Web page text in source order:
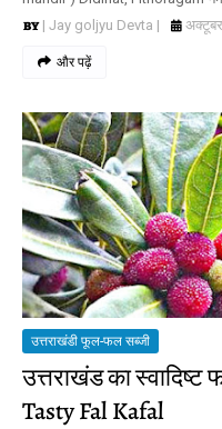
| Jay goljyu Devta |
और पढ़ें
उत्तराखंडी फूल-फल सब्जी
उत्तराखंड का
Tasty Fal Kafal